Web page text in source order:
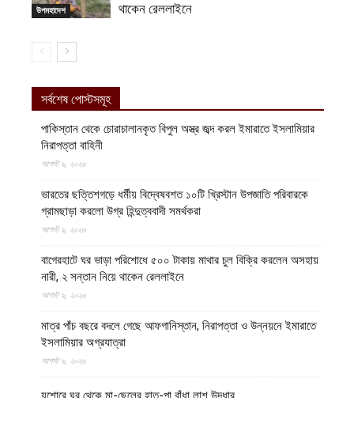
উপমহাদেশ
থাকেন রেললাইনে
সর্বশেষ পোস্টসমূহ
পাকিস্তান থেকে চোরাচালানকৃত বিপুল অস্ত্র জব্দ করল ইমারাতে ইসলামিয়ার
নিরাপত্তা বাহিনী
আগস্ট ৯, ২০২৬
ভারতের ছত্তিশগড়ে ধর্মীয় বিদ্বেষবশত ১০টি খ্রিস্টান উপজাতি পরিবারকে
গ্রামছাড়া করলো উগ্র হিন্দুত্ববাদী সমর্থকরা
আগস্ট ৯, ২০২৬
বাগেরহাটে ঘর ভাড়া পরিশোধে ৫০০ টাকায় মাথার চুল বিক্রি করলেন অসহায়
নারী, ২ সন্তান নিয়ে থাকেন রেললাইনে
আগস্ট ৯, ২০২৬
মাত্র পাঁচ বছরে বদলে গেছে আফগানিস্তান, নিরাপত্তা ও উন্নয়নে ইমারাতে
ইসলামিয়ার অগ্রযাত্রা
আগস্ট ৯, ২০২৬
যশোরে ঘর থেকে মা-ছেলের হাত-পা বাঁধা লাশ উদ্ধার